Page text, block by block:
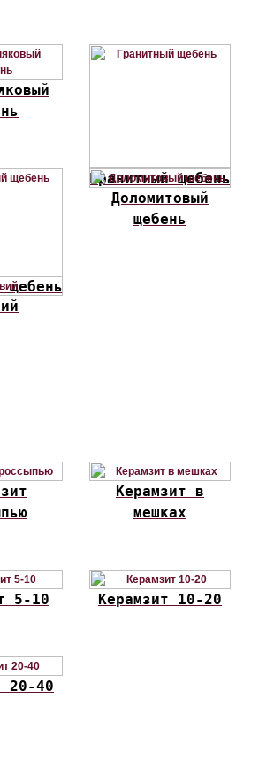
Гранитный щебень
щебень
Доломитовый
щебень
Керамзит в
мешках
5-10 Керамзит 10-20
20-40